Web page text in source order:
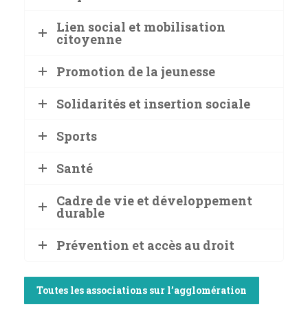
Lien social et mobilisation
citoyenne
Promotion de la jeunesse
Solidarités et insertion sociale
Sports
Santé
Cadre de vie et développement
durable
Prévention et accès au droit
Toutes les associations sur l’agglomération